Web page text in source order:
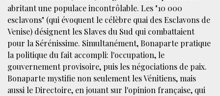
abritant une populace incontrôlable. Les "10 000
esclavons" (qui évoquent le célèbre quai des Esclavons de
Venise) désignent les Slaves du Sud qui combattaient
pour la Sérénissime. Simultanément, Bonaparte pratique
la politique du fait accompli: l'occupation, le
gouvernement provisoire, puis les négociations de paix.
Bonaparte mystifie non seulement les Vénitiens, mais
aussi le Directoire, en jouant sur l'opinion française, qui